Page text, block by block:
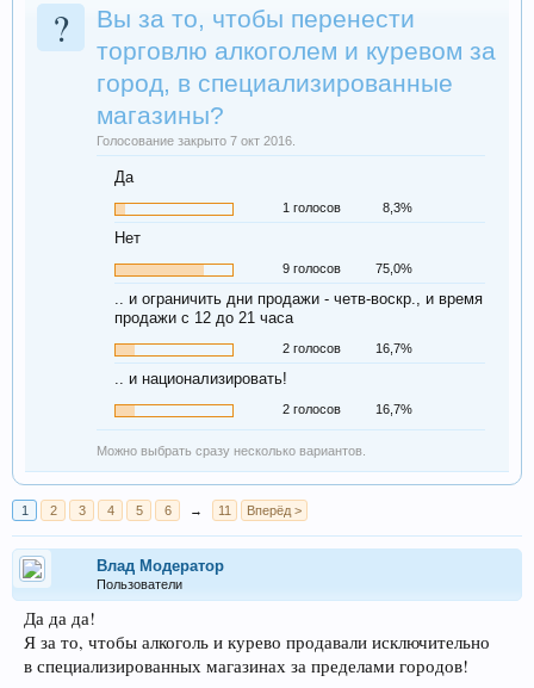
?
Вы за то, чтобы перенести
торговлю алкоголем и куревом за
город, в специализированные
магазины?
Голосование закрыто 7 окт 2016.
Да
1 голосов 8,3%
Нет
9 голосов 75,0%
.. и ограничить дни продажи - четв-воскр., и время
продажи с 12 до 21 часа
2 голосов 16,7%
.. и национализировать!
2 голосов 16,7%
Можно выбрать сразу несколько вариантов.
1 2 3 4 5 6 → 11 Вперёд >
Влад Модератор
Пользователи
Да да да!
Я за то, чтобы алкоголь и курево продавали исключительно
в специализированных магазинах за пределами городов!